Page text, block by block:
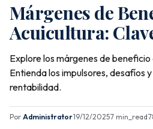
Márgenes de
Acuicultura:
Explore los márgenes de
Entienda los impulsores, desafíos
rentabilidad.
Por Administrator·19/12/2025·7 min_read·